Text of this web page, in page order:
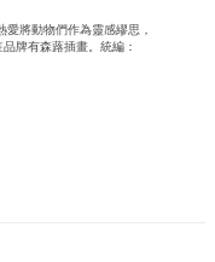
將動物們作為靈感繆思，
牌有森蕗插畫。統編：